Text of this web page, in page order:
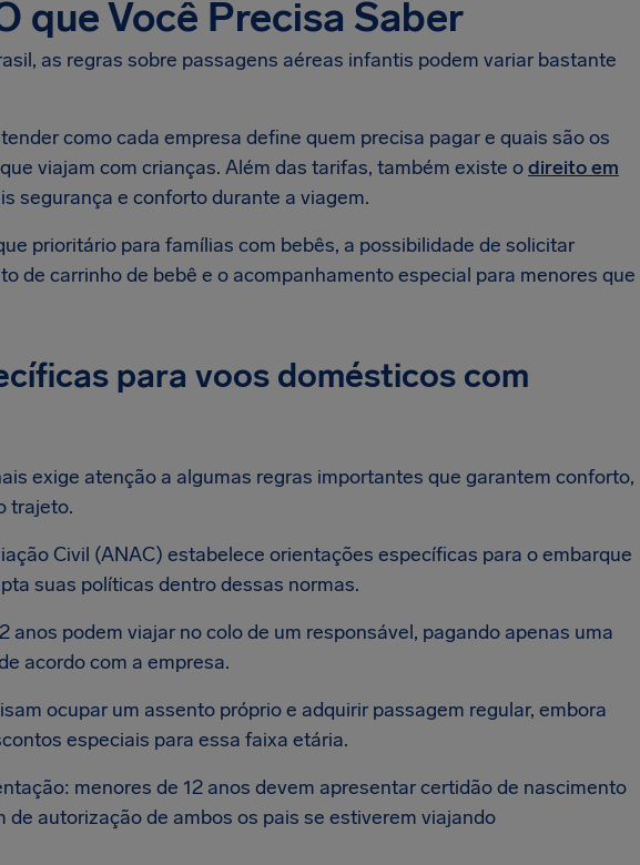
que Você Precisa Saber
as regras sobre passagens aéreas infantis podem variar bastante
como cada empresa define quem precisa pagar e quais são os
viajam com crianças. Além das tarifas, também existe odireito em
segurança e conforto durante a viagem.
prioritário para famílias com bebês, a possibilidade de solicitar
de carrinho de bebê e o acompanhamento especial para menores que
para voos domésticos com
exige atenção a algumas regras importantes que garantem conforto,
trajeto.
Civil (ANAC) estabelece orientações específicas para o embarque
suas políticas dentro dessas normas.
anos podem viajar no colo de um responsável, pagando apenas uma
acordo com a empresa.
ocupar um assento próprio e adquirir passagem regular, embora
especiais para essa faixa etária.
menores de 12 anos devem apresentar certidão de nascimento
autorização de ambos os pais se estiverem viajando